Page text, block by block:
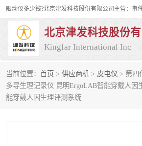
北京津发科技股份
Kingfar International Inc
当前位置： 首页 > 供应商机 > 皮电仪 > 第四
多导生理记录仪 昆明ErgoLAB智能穿戴人因
能穿戴人因生理评测系统
皮电仪 脑电